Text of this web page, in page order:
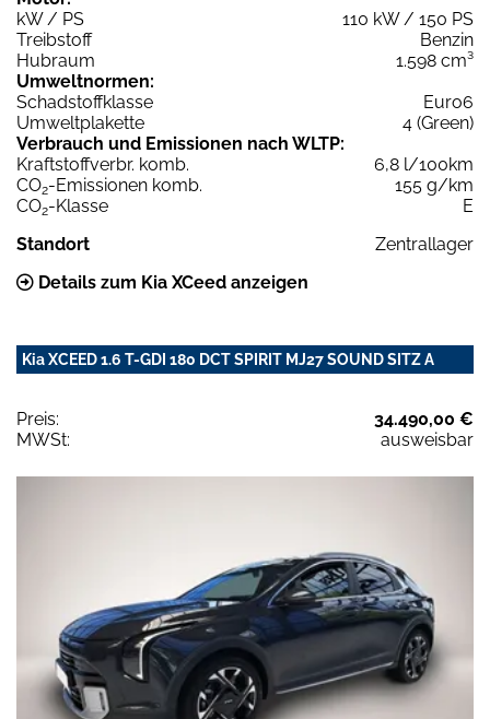
kW / PS
110 kW / 150 PS
Treibstoff
Benzin
Hubraum
1.598 cm³
Umweltnormen:
Schadstoffklasse
Euro6
Umweltplakette
4 (Green)
Verbrauch und Emissionen nach WLTP:
Kraftstoffverbr. komb.
6,8 l/100km
CO2-Emissionen komb.
155 g/km
CO2-Klasse
E
Standort
Zentrallager
Details zum Kia XCeed anzeigen
Kia XCEED 1.6 T-GDI 180 DCT SPIRIT MJ27 SOUND SITZ A
Preis:
34.490,00 €
MWSt:
ausweisbar